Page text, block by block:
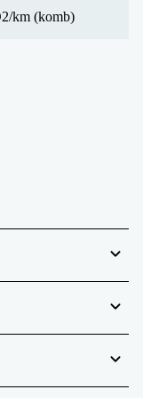
km (komb)